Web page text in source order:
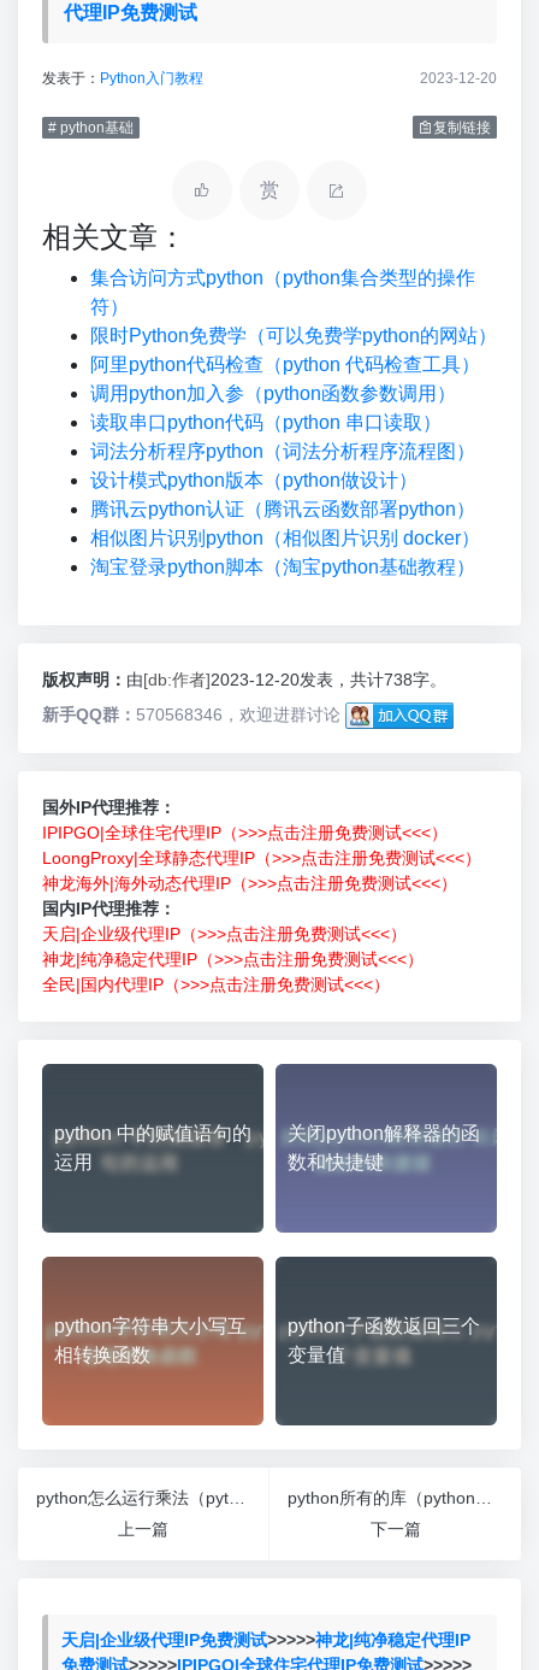
代理IP免费测试
发表于： Python入门教程 2023-12-20
# python基础 复制链接
赏
相关文章：
集合访问方式python（python集合类型的操作
符）
限时Python免费学（可以免费学python的网站）
阿里python代码检查（python 代码检查工具）
调用python加入参（python函数参数调用）
读取串口python代码（python 串口读取）
词法分析程序python（词法分析程序流程图）
设计模式python版本（python做设计）
腾讯云python认证（腾讯云函数部署python）
相似图片识别python（相似图片识别 docker）
淘宝登录python脚本（淘宝python基础教程）
版权声明： 由[db:作者]2023-12-20发表，共计738字。
新手QQ群： 570568346，欢迎进群讨论
国外IP代理推荐：
IPIPGO|全球住宅代理IP（>>>点击注册免费测试<<<）
LoongProxy|全球静态代理IP（>>>点击注册免费测试<<<）
神龙海外|海外动态代理IP（>>>点击注册免费测试<<<）
国内IP代理推荐：
天启|企业级代理IP（>>>点击注册免费测试<<<）
神龙|纯净稳定代理IP（>>>点击注册免费测试<<<）
全民|国内代理IP（>>>点击注册免费测试<<<）
python 中的赋值语句的
运用
关闭python解释器的函
数和快捷键
python字符串大小写互
相转换函数
python子函数返回三个
变量值
上一篇
下一篇
天启|企业级代理IP免费测试>>>>>神龙|纯净稳定代理IP
免费测试>>>>>IPIPGO|全球住宅代理IP免费测试>>>>>